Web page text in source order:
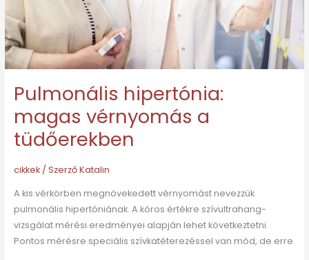
Pulmonális hipertónia:
magas vérnyomás a
tüdőerekben
cikkek/ SzerzőKatalin
A kis vérkörben megnövekedett vérnyomást nevezzük
pulmonális hipertóniának. A kóros értékre szívultrahang-
vizsgálat mérési eredményei alapján lehet következtetni.
Pontos mérésre speciális szívkatéterezéssel van mód, de erre